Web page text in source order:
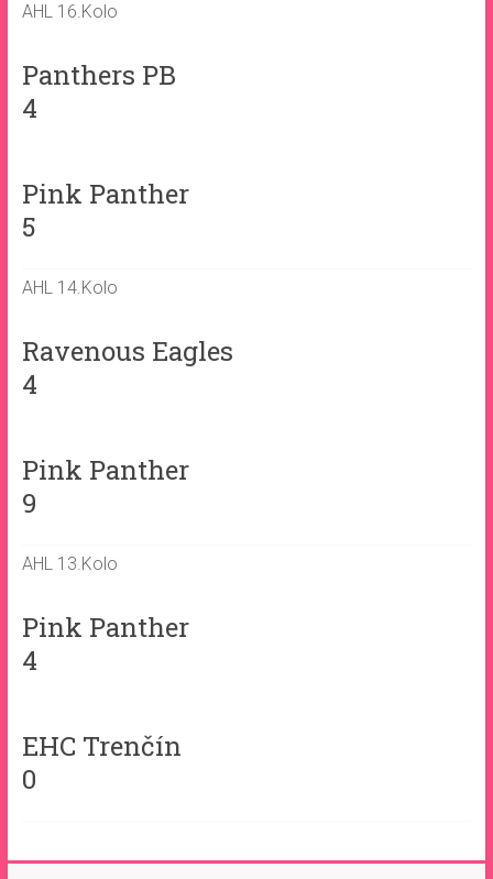
AHL 16.Kolo
Panthers PB
4
Pink Panther
5
AHL 14.Kolo
Ravenous Eagles
4
Pink Panther
9
AHL 13.Kolo
Pink Panther
4
EHC Trenčín
0